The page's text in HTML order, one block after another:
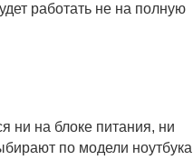
работать не на полную
ни на блоке питания, ни
по модели ноутбука